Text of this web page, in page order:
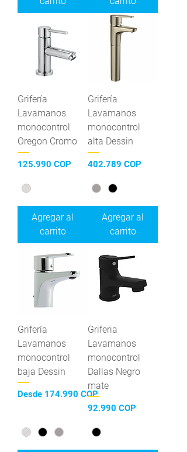
Grifería
Lavamanos
monocontrol
Oregon Cromo
Precio
125.990 COP
Agregar al
carrito
Grifería
Lavamanos
monocontrol
alta Dessin
Precio
402.789 COP
Agregar al
carrito
Grifería
Lavamanos
monocontrol
baja Dessin
Desde 174.990 COP
Precio de oferta
Griferia
Lavamanos
monocontrol
Dallas Negro
mate
Precio
92.990 COP